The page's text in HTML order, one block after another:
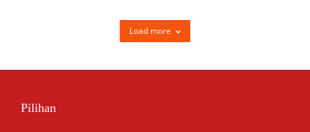
Load more
Pilihan